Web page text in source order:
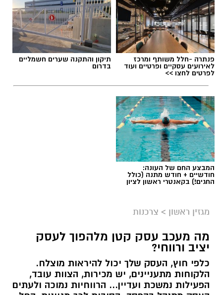
תוכן שיווקי / 09:49 05.08.26
קרדיט תמונה בוסט מדיה
פנתרה -חלל משותף ומרכז
לאירועים עסקיים ופרטיים ועוד
לפרטים לחצו >>
תיקון והתקנה שערים חשמליים
בדרום
המבצע החם של העונה:
חודשיים + חודש מתנה (כולל
החגים!) בקאנטרי ראשון לציון
מגזין ראשון > צרכנות
מה מעכב עסק קטן מלהפוך לעסק
יציב ורווחי?
כלפי חוץ, העסק שלך יכול להיראות מוצלח.
הלקוחות מתעניינים, יש מכירות, הצוות עובד,
הפעילות נמשכת ועדיין... הרווחיות נמוכה ולעתים